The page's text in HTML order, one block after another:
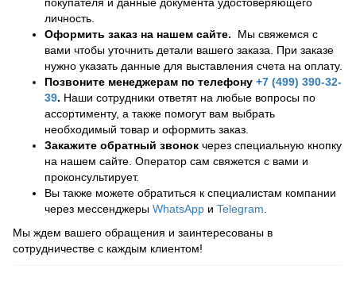
личность.
Оформить заказ на нашем сайте. Мы свяжемся с
вами чтобы уточнить детали вашего заказа. При заказе
нужно указать данные для выставления счета на оплату.
Позвоните менеджерам по телефону +7 (499) 390-32-
39. Наши сотрудники ответят на любые вопросы по
ассортименту, а также помогут вам выбрать
необходимый товар и оформить заказ.
Закажите обратный звонок через специальную кнопку
на нашем сайте. Оператор сам свяжется с вами и
проконсультирует.
Вы также можете обратиться к специалистам компании
через мессенджеры WhatsApp и Telegram
Мы ждем вашего обращения и заинтересованы в
сотрудничестве с каждым клиентом!